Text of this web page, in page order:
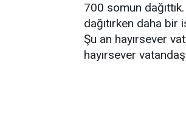
700 somun
dağıtırken daha
Şu an hayırsever
hayırsever